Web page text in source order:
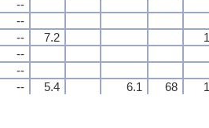
--
--
-- 7.2
--
--
-- 5.4 6.1 68
--
--
-- 7.2
--
--
-- 5.4 6.1 68
--
--
-- 7.2
--
--
-- 5.4 6.1 68
--
--
-- 7.2
--
--
-- 5.4 6.1 68